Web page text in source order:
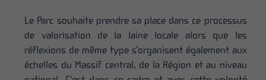
Le Parc souhaite prendre sa place dans ce processus
de valorisation de la laine locale alors que les
réflexions de même type s’organisent également aux
échelles du Massif central, de la Région et au niveau